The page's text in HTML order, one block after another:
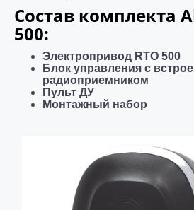
Состав комплекта
500:
Электропривод RTO 500
Блок управления с
радиоприемником
Пульт ДУ
Монтажный набор